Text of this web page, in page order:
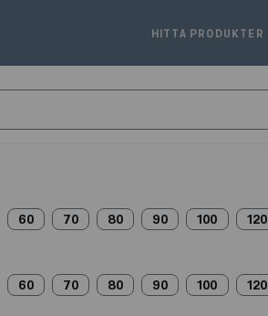
HITTA PRODUKTER
60 70 80 90 100 120
60 70 80 90 100 120